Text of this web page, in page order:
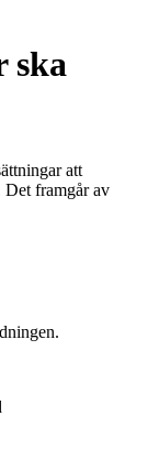
ska
att
Det framgår av